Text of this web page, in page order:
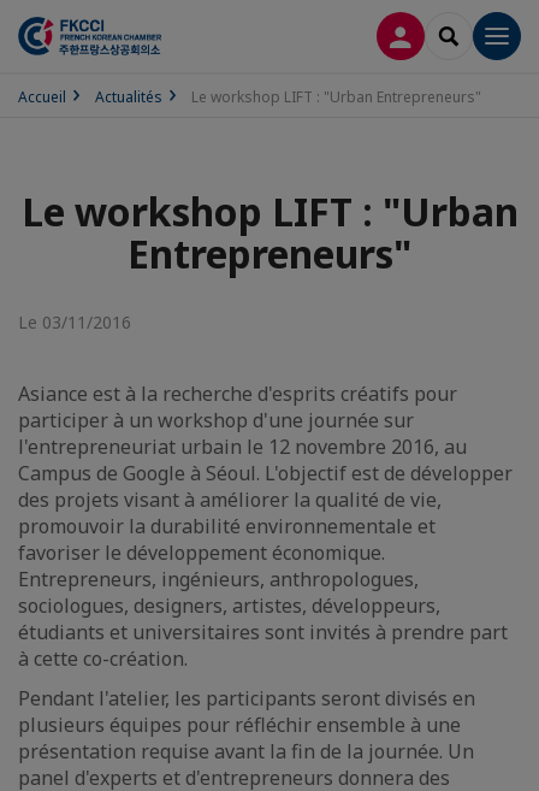
CONNEXION
Accueil Actualités Le workshop LIFT : "Urban Entrepreneurs"
Le workshop LIFT : "Urban
Entrepreneurs"
Le 03/11/2016
Asiance est à la recherche d'esprits créatifs pour
participer à un workshop d'une journée sur
l'entrepreneuriat urbain le 12 novembre 2016, au
Campus de Google à Séoul. L'objectif est de développer
des projets visant à améliorer la qualité de vie,
promouvoir la durabilité environnementale et
favoriser le développement économique.
Entrepreneurs, ingénieurs, anthropologues,
sociologues, designers, artistes, développeurs,
étudiants et universitaires sont invités à prendre part
à cette co-création.
Pendant l'atelier, les participants seront divisés en
plusieurs équipes pour réfléchir ensemble à une
présentation requise avant la fin de la journée. Un
panel d'experts et d'entrepreneurs donnera des